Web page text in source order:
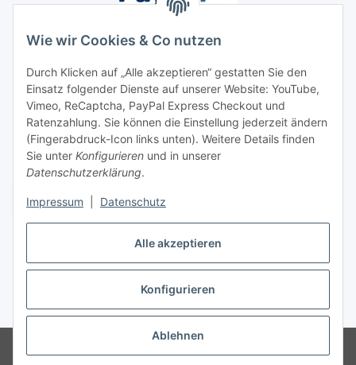
Alle akzeptieren
Konfigurieren
Ablehnen
Wie wir Cookies & Co nutzen
Durch Klicken auf „Alle akzeptieren“ gestatten Sie den
Einsatz folgender Dienste auf unserer Website: YouTube,
Vimeo, ReCaptcha, PayPal Express Checkout und
Ratenzahlung. Sie können die Einstellung jederzeit ändern
(Fingerabdruck-Icon links unten). Weitere Details finden
Sie unter Konfigurieren und in unserer
Datenschutzerklärung.
Impressum Datenschutz
Unsere Seiten
Social Media
Vertrag widerrufen
* Alle Preise inkl. gesetzlicher USt., ** siehe Lieferbedingungen, zzgl.
Versand